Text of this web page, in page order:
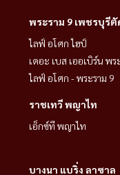
พระราม 9 เพชรบุรีตั
ไลฟ์ อโศก ไฮป์
เดอะ เบส เออเบิร์น พร
ไลฟ์ อโศก - พระราม 9
ราชเทวี พญาไท
เอ็กซ์ที พญาไท
บางนา แบริ่ง ลาซาล